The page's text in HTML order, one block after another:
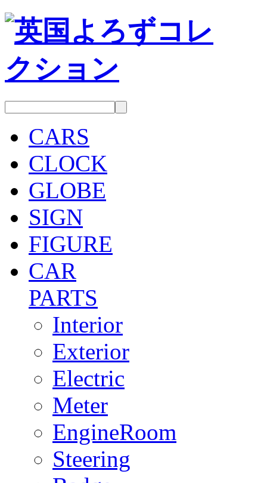
CARS
CLOCK
GLOBE
SIGN
FIGURE
CAR
PARTS
Interior
Exterior
Electric
Meter
EngineRoom
Steering